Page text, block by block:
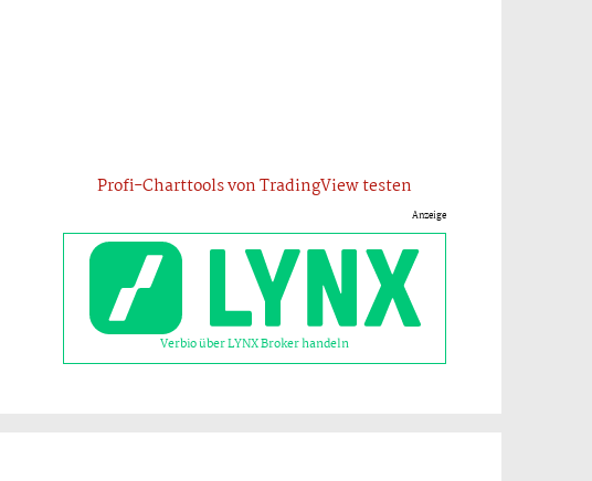
Profi-Charttools von TradingView testen
Anzeige
Verbio über LYNX Broker handeln